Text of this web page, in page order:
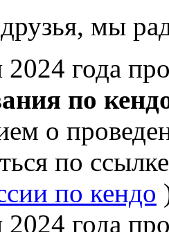
мы
2024 года
по
о
по
по кендо
2024 года